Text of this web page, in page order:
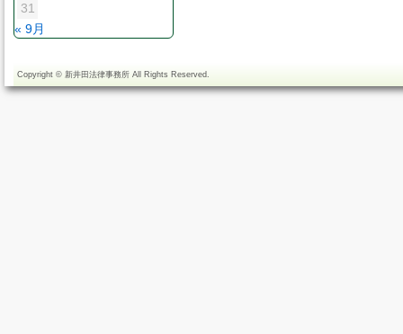
31
« 9月
Copyright © 新井田法律事務所 All Rights Reserved.